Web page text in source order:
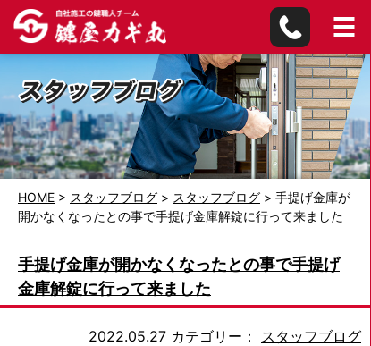
HOME > スタッフブログ > スタッフブログ > 手提げ金庫が
開かなくなったとの事で手提げ金庫解錠に行って来ました
手提げ金庫が開かなくなったとの事で手提げ
金庫解錠に行って来ました
2022.05.27 カテゴリー： スタッフブログ